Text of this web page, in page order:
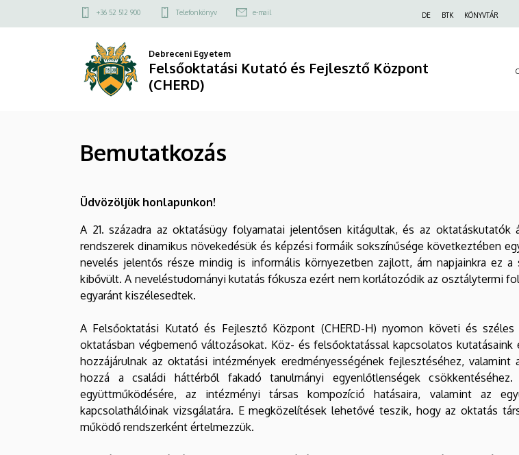
Bemutatkozás
Felsőoktatási
Fejlesztő
(CHERD)
a
Felső
menü
+36 52 512 900 Telefonkönyv e-mail DE BTK KÖNYVTÁR
Debreceni Egyetem
Felsőoktatási Kutató és Fejlesztő Központ
(CHERD)
Bemutatkozás
Üdvözöljük honlapunkon!
A 21. századra az oktatásügy folyamatai jelentősen kitágultak, és az
rendszerek dinamikus növekedésük és képzési formáik sokszínűsége következtében
nevelés jelentős része mindig is informális környezetben zajlott, ám napjainkra ez
kibővült. A neveléstudományi kutatás fókusza ezért nem korlátozódik az osztálytermi
egyaránt kiszélesedtek.
A Felsőoktatási Kutató és Fejlesztő Központ (CHERD-H) nyomon követi és széles
oktatásban végbemenő változásokat. Köz- és felsőoktatással kapcsolatos
hozzájárulnak az oktatási intézmények eredményességének fejlesztéséhez,
hozzá a családi háttérből fakadó tanulmányi egyenlőtlenségek
együttműködésére, az intézményi társas kompozíció hatásaira, valamint az
kapcsolathálóinak vizsgálatára. E megközelítések lehetővé teszik, hogy az oktatás
működő rendszerként értelmezzük.